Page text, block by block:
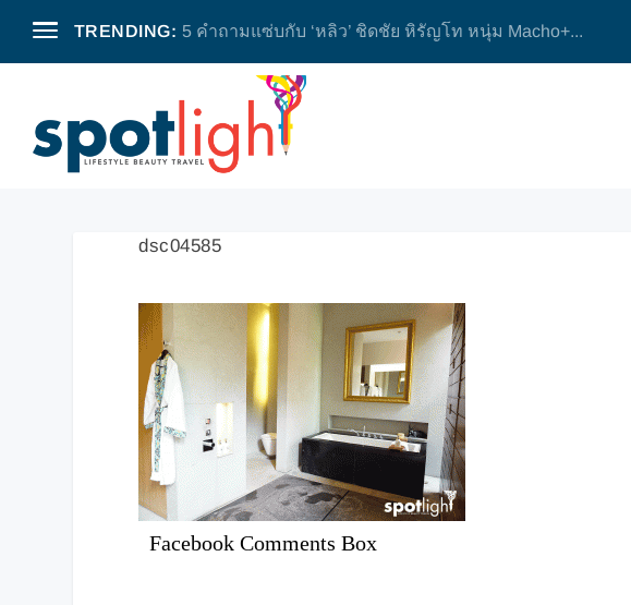
TRENDING: 5 คำถามแซ่บกับ ‘หลิว’ ชิดชัย หิรัญโท หนุ่ม Macho+...
dsc04585
Facebook Comments Box